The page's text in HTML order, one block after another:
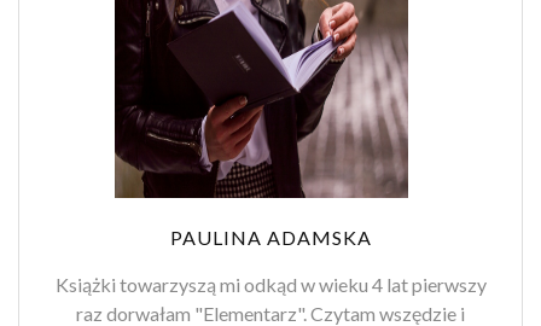
PAULINA ADAMSKA
Książki towarzyszą mi odkąd w wieku 4 lat pierwszy
raz dorwałam "Elementarz". Czytam wszędzie i